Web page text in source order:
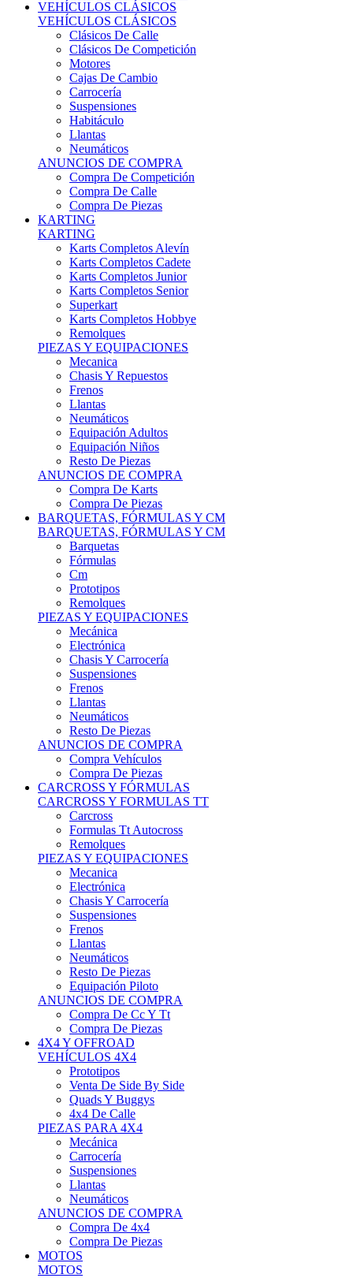
Clásicos De Calle
Clásicos De Competición
Motores
Cajas De Cambio
Carrocería
Suspensiones
Habitáculo
Llantas
Neumáticos
ANUNCIOS DE COMPRA
Compra De Competición
Compra De Calle
Compra De Piezas
KARTING
KARTING
Karts Completos Alevín
Karts Completos Cadete
Karts Completos Junior
Karts Completos Senior
Superkart
Karts Completos Hobbye
Remolques
PIEZAS Y EQUIPACIONES
Mecanica
Chasis Y Repuestos
Frenos
Llantas
Neumáticos
Equipación Adultos
Equipación Niños
Resto De Piezas
ANUNCIOS DE COMPRA
Compra De Karts
Compra De Piezas
BARQUETAS, FÓRMULAS Y CM
BARQUETAS, FÓRMULAS Y CM
Barquetas
Fórmulas
Cm
Prototipos
Remolques
PIEZAS Y EQUIPACIONES
Mecánica
Electrónica
Chasis Y Carrocería
Suspensiones
Frenos
Llantas
Neumáticos
Resto De Piezas
ANUNCIOS DE COMPRA
Compra Vehículos
Compra De Piezas
CARCROSS Y FÓRMULAS
CARCROSS Y FORMULAS TT
Carcross
Formulas Tt Autocross
Remolques
PIEZAS Y EQUIPACIONES
Mecanica
Electrónica
Chasis Y Carrocería
Suspensiones
Frenos
Llantas
Neumáticos
Resto De Piezas
Equipación Piloto
ANUNCIOS DE COMPRA
Compra De Cc Y Tt
Compra De Piezas
4X4 Y OFFROAD
VEHÍCULOS 4X4
Prototipos
Venta De Side By Side
Quads Y Buggys
4x4 De Calle
PIEZAS PARA 4X4
Mecánica
Carrocería
Suspensiones
Llantas
Neumáticos
ANUNCIOS DE COMPRA
Compra De 4x4
Compra De Piezas
MOTOS
MOTOS
Motos De Circuito